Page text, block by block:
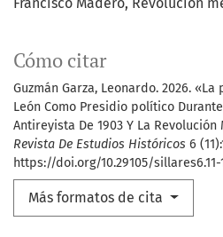
Francisco Madero Revolución
Cómo citar
Guzmán Garza, Leonardo. 2026.
León Como Presidio político
Antireyista De 1903 Y La Revolución
Revista De Estudios Históricos 6
https://doi.org/10.29105/sillares6.11-
Más formatos de cita